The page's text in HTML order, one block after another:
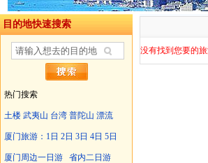
目的地快速搜索
热门搜索
土楼 武夷山 台湾 普陀山 漂流
厦门旅游： 1日 2日 3日 4日 5日
厦门周边一日游 省内二日游
没有找到您要的